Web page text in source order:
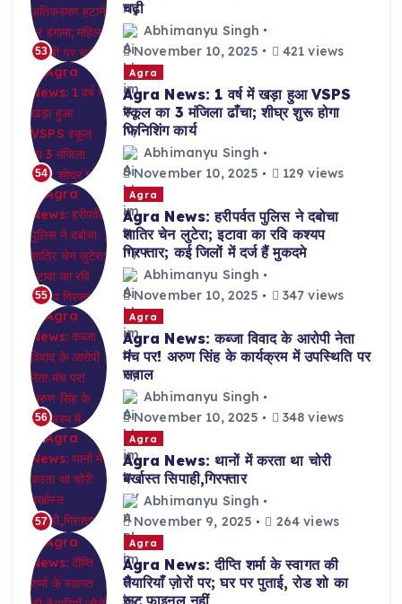
53
चढ़ी
Abhimanyu Singh
November 10, 2025
421 views
54
Agra
Agra News: 1 वर्ष में खड़ा हुआ VSPS
स्कूल का 3 मंजिला ढाँचा; शीघ्र शुरू होगा
फिनिशिंग कार्य
Abhimanyu Singh
November 10, 2025
129 views
55
Agra
Agra News: हरीपर्वत पुलिस ने दबोचा
शातिर चेन लुटेरा; इटावा का रवि कश्यप
गिरफ्तार; कई जिलों में दर्ज हैं मुकदमे
Abhimanyu Singh
November 10, 2025
347 views
56
Agra
Agra News: कब्जा विवाद के आरोपी नेता
मंच पर! अरुण सिंह के कार्यक्रम में उपस्थिति पर
सवाल
Abhimanyu Singh
November 10, 2025
348 views
57
Agra
Agra News: थानों में करता था चोरी
बर्खास्त सिपाही,गिरफ्तार
Abhimanyu Singh
November 9, 2025
264 views
Agra
Agra News: दीप्ति शर्मा के स्वागत की
तैयारियाँ ज़ोरों पर; घर पर पुताई, रोड शो का